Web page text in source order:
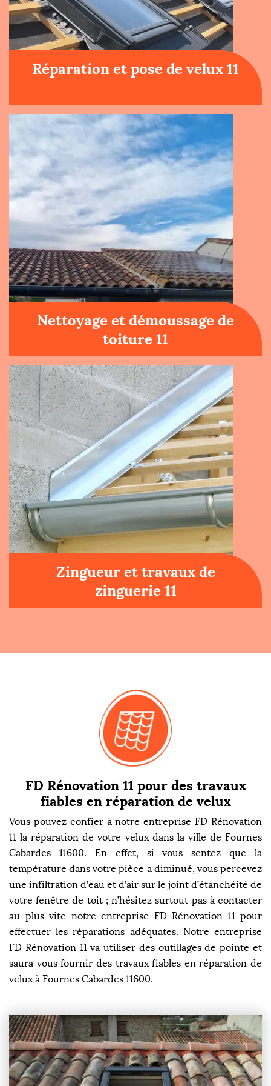
Réparation et pose de velux 11
Nettoyage et démoussage de
toiture 11
Zingueur et travaux de
zinguerie 11
FD Rénovation 11 pour des travaux
fiables en réparation de velux
Vous pouvez confier à notre entreprise FD Rénovation
11 la réparation de votre velux dans la ville de Fournes
Cabardes 11600. En effet, si vous sentez que la
température dans votre pièce a diminué, vous percevez
une infiltration d’eau et d’air sur le joint d’étanchéité de
votre fenêtre de toit ; n’hésitez surtout pas à contacter
au plus vite notre entreprise FD Rénovation 11 pour
effectuer les réparations adéquates. Notre entreprise
FD Rénovation 11 va utiliser des outillages de pointe et
saura vous fournir des travaux fiables en réparation de
velux à Fournes Cabardes 11600.